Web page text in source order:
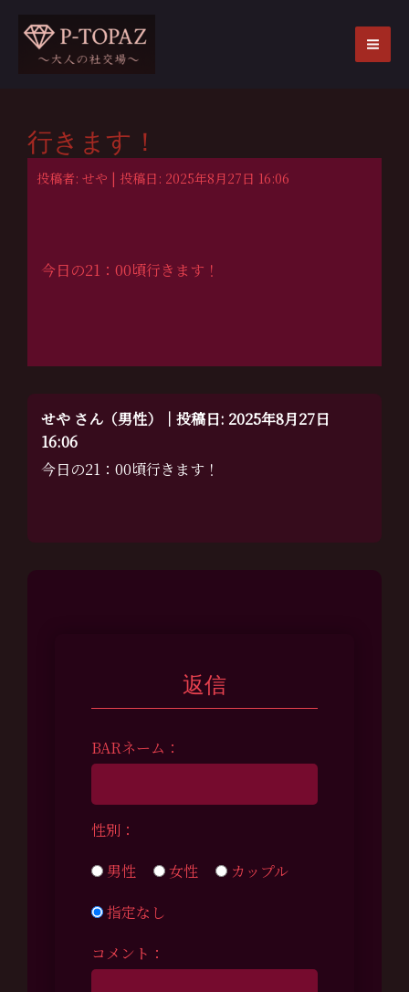
行きます！
投稿者: せや | 投稿日: 2025年8月27日 16:06
今日の21：00頃行きます！
せや さん（男性）｜投稿日: 2025年8月27日
16:06
今日の21：00頃行きます！
返信
BARネーム：
性別：
男性
女性
カップル
指定なし
コメント：